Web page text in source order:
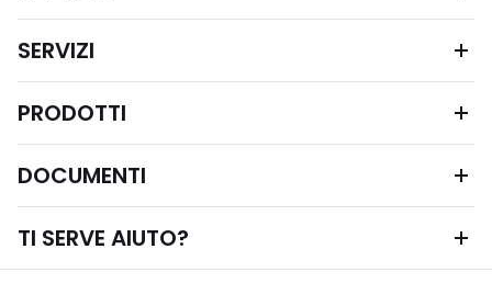
SERVIZI
PRODOTTI
DOCUMENTI
TI SERVE AIUTO?